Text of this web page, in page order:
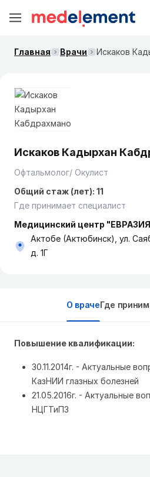
Главная Врачи Искаков
Искаков Кадырхан
Офтальмолог/ Окулист
Общий стаж (лет): 11
Где принимает специалист
Медицинский центр
Актобе (Актюбинск), ул.
д. 1Г
О врачеГде
Повышение квалификации:
30.11.2014г. - Актуальные
КазНИИ глазных болезней
21.05.2016г. - Актуальные
НЦГТиПЗ